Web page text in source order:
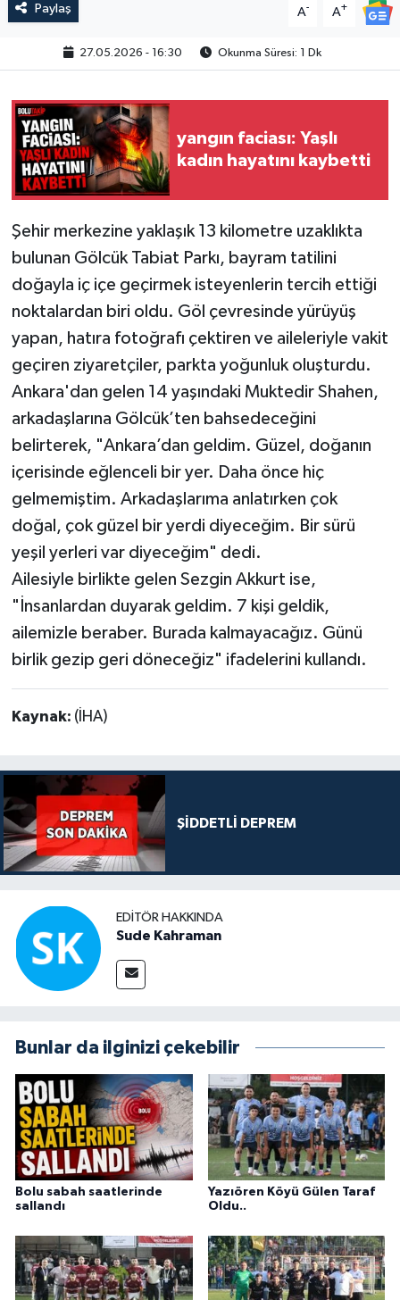
Paylaş A- A+
27.05.2026 - 16:30 Okunma Süresi: 1 Dk
yangın faciası: Yaşlı
kadın hayatını kaybetti
Şehir merkezine yaklaşık 13 kilometre uzaklıkta
bulunan Gölcük Tabiat Parkı, bayram tatilini
doğayla iç içe geçirmek isteyenlerin tercih ettiği
noktalardan biri oldu. Göl çevresinde yürüyüş
yapan, hatıra fotoğrafı çektiren ve aileleriyle vakit
geçiren ziyaretçiler, parkta yoğunluk oluşturdu.
Ankara'dan gelen 14 yaşındaki Muktedir Shahen,
arkadaşlarına Gölcük’ten bahsedeceğini
belirterek, "Ankara’dan geldim. Güzel, doğanın
içerisinde eğlenceli bir yer. Daha önce hiç
gelmemiştim. Arkadaşlarıma anlatırken çok
doğal, çok güzel bir yerdi diyeceğim. Bir sürü
yeşil yerleri var diyeceğim" dedi.
Ailesiyle birlikte gelen Sezgin Akkurt ise,
"İnsanlardan duyarak geldim. 7 kişi geldik,
ailemizle beraber. Burada kalmayacağız. Günü
birlik gezip geri döneceğiz" ifadelerini kullandı.
Kaynak: (İHA)
ŞİDDETLİ DEPREM
EDITÖR HAKKINDA
Sude Kahraman
Bunlar da ilginizi çekebilir
Bolu sabah saatlerinde
sallandı
Yazıören Köyü Gülen Taraf
Oldu..